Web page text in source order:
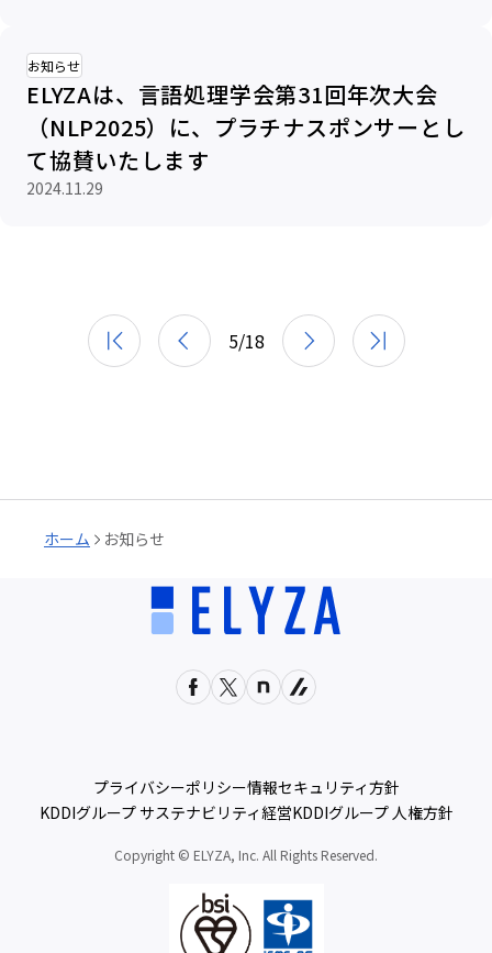
お知らせ
ELYZAは、言語処理学会第31回年次大会
（NLP2025）に、プラチナスポンサーとし
て協賛いたします
2024.11.29
5/18
ホーム お知らせ
プライバシーポリシー情報セキュリティ方針
KDDIグループ サステナビリティ経営KDDIグループ 人権方針
Copyright © ELYZA, Inc. All Rights Reserved.